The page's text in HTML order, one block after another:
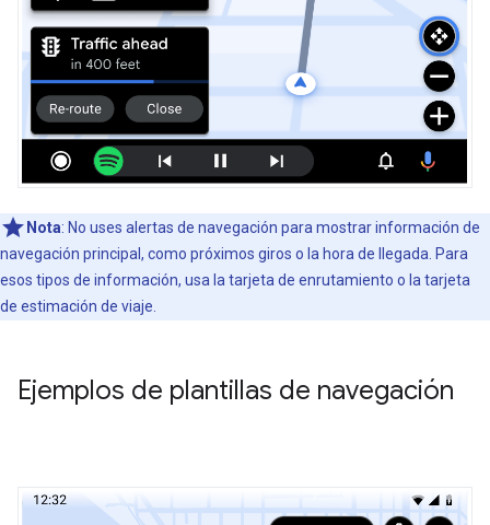
Nota: No uses alertas de navegación para mostrar información de
navegación principal, como próximos giros o la hora de llegada. Para
esos tipos de información, usa la tarjeta de enrutamiento o la tarjeta
de estimación de viaje.
Ejemplos de plantillas de navegación